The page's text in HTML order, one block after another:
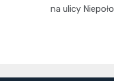
na ulicy